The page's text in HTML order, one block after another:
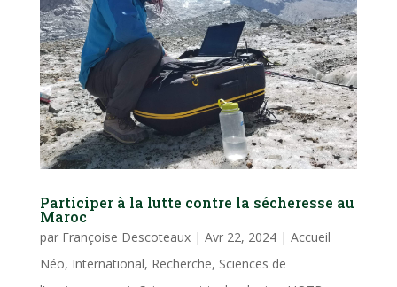
Participer à la lutte contre la sécheresse au
Maroc
par Françoise Descoteaux| Avr 22, 2024| Accueil
Néo, International, Recherche, Sciences de